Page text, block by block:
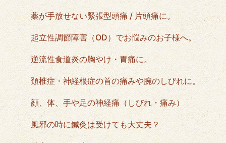
薬が手放せない緊張型頭痛 / 片頭痛に。
起立性調節障害（OD）でお悩みのお子様へ。
逆流性食道炎の胸やけ・胃痛に。
頚椎症・神経根症の首の痛みや腕のしびれに。
顔、体、手や足の神経痛（しびれ・痛み）
風邪の時に鍼灸は受けても大丈夫？